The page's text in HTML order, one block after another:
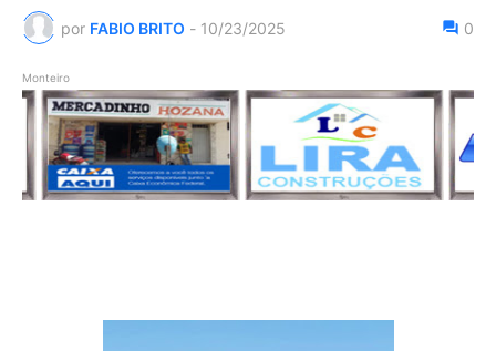
por FABIO BRITO - 10/23/2025 0
Monteiro